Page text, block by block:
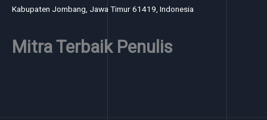
Kabupaten Jombang, Jawa Timur 61419, Indonesia
Mitra Terbaik Penulis